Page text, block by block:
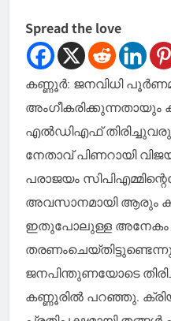
Spread the love
കണ്ണൂർ: ജനവിധി
എല്‍ഡിഎഫ്
നേതാവ് പിണറായി
പരാജയം
അവസാനമായി ആരും
ഇതുപോലുള്ള അനേകം
ജനപിന്തുണയോടെ
കണ്ണൂരില്‍ പറഞ്ഞു.